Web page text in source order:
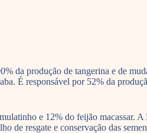
da produção de tangerina e de
É responsável por 52% da
e 12% do feijão macassar.
de resgate e conservação das